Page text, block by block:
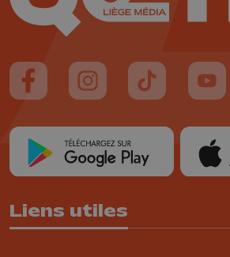
Suivez-nous sur FaceBook
Suivez-nous surSuivez-nous
Liens utiles